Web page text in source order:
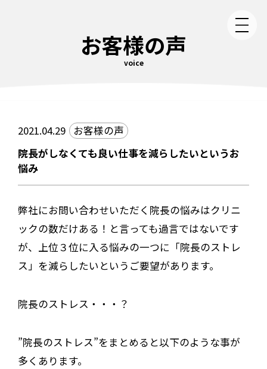
お客様の声
voice
2021.04.29 お客様の声
院長がしなくても良い仕事を減らしたいというお
悩み
弊社にお問い合わせいただく院長の悩みはクリニ
ックの数だけある！と言っても過言ではないです
が、上位３位に入る悩みの一つに「院長のストレ
ス」を減らしたいというご要望があります。
院長のストレス・・・？
”院長のストレス”をまとめると以下のような事が
多くあります。